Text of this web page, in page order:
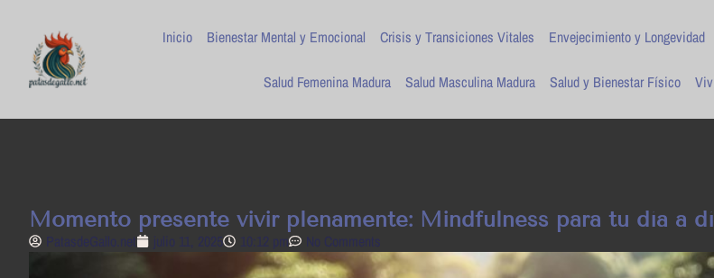
Inicio Bienestar Mental y Emocional Crisis y Transiciones Vitales Envejecimiento y Longevidad
Salud Femenina Madura Salud Masculina Madura Salud y Bienestar Físico
Momento presente vivir plenamente: Mindfulness para tu día a
PatasdeGallo .net julio 11, 2025 10:12 pm No Comments